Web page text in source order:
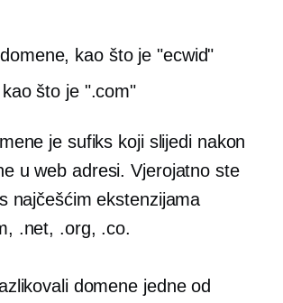
kao što je "ecwid"
što je ".com"
je sufiks koji slijedi nakon
u web adresi. Vjerojatno ste
najčešćim ekstenzijama
.net, .org, .co.
domene jedne od